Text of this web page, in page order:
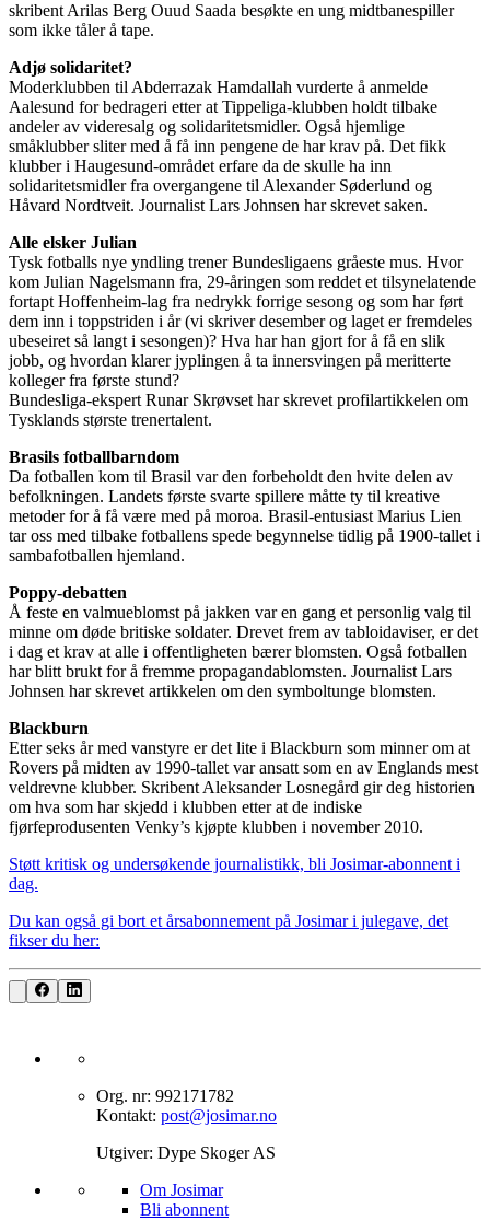
skribent Arilas Berg Ouud Saada besøkte en ung midtbanespiller
som ikke tåler å tape.
Adjø solidaritet?
Moderklubben til Abderrazak Hamdallah vurderte å anmelde
Aalesund for bedrageri etter at Tippeliga-klubben holdt tilbake
andeler av videresalg og solidaritetsmidler. Også hjemlige
småklubber sliter med å få inn pengene de har krav på. Det fikk
klubber i Haugesund-området erfare da de skulle ha inn
solidaritetsmidler fra overgangene til Alexander Søderlund og
Håvard Nordtveit. Journalist Lars Johnsen har skrevet saken.
Alle elsker Julian
Tysk fotballs nye yndling trener Bundesligaens gråeste mus. Hvor
kom Julian Nagelsmann fra, 29-åringen som reddet et tilsynelatende
fortapt Hoffenheim-lag fra nedrykk forrige sesong og som har ført
dem inn i toppstriden i år (vi skriver desember og laget er fremdeles
ubeseiret så langt i sesongen)? Hva har han gjort for å få en slik
jobb, og hvordan klarer jyplingen å ta innersvingen på meritterte
kolleger fra første stund?
Bundesliga-ekspert Runar Skrøvset har skrevet profilartikkelen om
Tysklands største trenertalent.
Brasils fotballbarndom
Da fotballen kom til Brasil var den forbeholdt den hvite delen av
befolkningen. Landets første svarte spillere måtte ty til kreative
metoder for å få være med på moroa. Brasil-entusiast Marius Lien
tar oss med tilbake fotballens spede begynnelse tidlig på 1900-tallet i
sambafotballen hjemland.
Poppy-debatten
Å feste en valmueblomst på jakken var en gang et personlig valg til
minne om døde britiske soldater. Drevet frem av tabloidaviser, er det
i dag et krav at alle i offentligheten bærer blomsten. Også fotballen
har blitt brukt for å fremme propagandablomsten. Journalist Lars
Johnsen har skrevet artikkelen om den symboltunge blomsten.
Blackburn
Etter seks år med vanstyre er det lite i Blackburn som minner om at
Rovers på midten av 1990-tallet var ansatt som en av Englands mest
veldrevne klubber. Skribent Aleksander Losnegård gir deg historien
om hva som har skjedd i klubben etter at de indiske
fjørfeprodusenten Venky’s kjøpte klubben i november 2010.
Støtt kritisk og undersøkende journalistikk, bli Josimar-abonnent i
dag.
Du kan også gi bort et årsabonnement på Josimar i julegave, det
fikser du her:
Org. nr: 992171782
Kontakt: post@josimar.no
Utgiver: Dype Skoger AS
Om J‌osimar ‍ ​‍​‍‌‍
Bli abonnent​​​​‌ ‍ ​‍​‍‌‍ ‌ ​‍‌‍‍‌‌‍‌ ‌‍‍‌‌‍ ‍​‍​‍​ ‍‍​‍​‍‌ ​ ‌‍​‌‌‍ ‍‌‍‍‌‌ ‌​‌ ‍‌​‍ ‍‌‍‍‌‌‍ ​‍​‍​‍ ​​‍​‍‌‍‍​‌ ​‍‌‍‌‌‌‍‌‍​‍​‍​ ‍‍​‍​‍‌‍‍​‌ ‌​‌ ‌​‌ ​​‌ ​ ​ ‍‍​‍ ​‍ ‌‍‌‌‌‍‌​‌‍‍‌‌ ‌​​‍ ‍‌‍‍‌‌‍‌​‌‍​‌‌‍‌ ‌ ​‍‌‍​‌‌‍ ‍‌‍‍‍‌‍​‌‌‍ ‍‌ ​ ‌‍‌‌‌‍ ‍​‍ ‍‌‍​ ‌‍ ‌‍ ‌​‍ ‌‍‍‌‌‍ ‍‌ ‌​‌‍‌‌‌‍ ‍‌ ‌​​‍ ‌‍‌‌‌‍‌​‌‍‍‌‌ ‌​​‍ ‌‍ ‌‌‍ ‌‍‌​‌‍‌‌​ ‌‌ ​​‌ ​‍‌‍‌‌‌ ​ ‌‍‌‌‌‍ ‍‌ ‌​‌‍​‌‌ ‌​‌‍‍‌‌‍ ‌‍ ‍​ ‍ ‌‍‍‌‌‍‌​​ ‌‌‍‌‍‌‍ ‌‍ ‌ ‌​‌‍‌‌‌ ​‍​ ‍ ‌ ‌​‌ ‍‌‌ ​​‌‍‌‌​ ‌‌‍‌‍‌‍ ‌‍ ‌ ‌​‌‍‌‌‌ ​‍​ ‍ ‌ ​​‌‍​‌‌ ‌​‌‍‍​​ ‌‌‍​ ‌‍ ‌‍ ​‌ ‌‌‌‍ ‌‌‍ ‍‌ ​ ​‍‌‌​ ‌‌‌​​‍‌‌ ‌‍‍ ‌‍‌‌‌ ‍‌​‍‌‌​ ​ ‌​‌​​‍‌‌​ ​ ‌​‌​​‍‌‌​ ​‍​ ​‍‌‍​‍​ ‍‌‌‍​ ‌‍‌‍‌‍​ ​ ​‌​ ‌​‌‍​‍‌‍‌‍​ ‍​​ ‌‌‌‍​‍​‍‌‌​ ​‍​ ​‍​‍‌‌​ ‌‌‌​‌​​‍ ‍‌‍​ ‌‍ ‌‍ ​‌ ‌‌‌‍ ‌‌‍ ‍‌​‍‌‌ ‌​‌‍‌‌‌‍ ‌‌ ​ ​‍‌‌​ ‌‌‌​​‍‌‌ ‌‍‍ ‌‍‌‌‌ ‍‌​‍‌‌​ ​ ‌​‌​​‍‌‌​ ​ ‌​‌​​‍‌‌​ ​‍​ ​‍‌‍​‌‌‍‌‍​ ‌‍​ ‌​‌‍‌‌​ ‍‌‌‍‌​‌‍​‍​ ‌ ‌‍​‌​ ‌ ​ ​​​‍‌‌​ ​‍​ ​‍​‍‌‌​ ‌‌‌​‌​​‍ ‍‌‍‍‌‌ ‌​‌‍‌‌‌‍ ‌‌ ​ ​‍‌‌​ ‌‌‌​​‍‌‌ ‌‍‍ ‌‍‌‌‌ ‍‌​‍‌‌​ ​ ‌​‌​​‍‌‌​ ​ ‌​‌​​‍‌‌​ ​‍​ ​‍‌‍‌‌‌‍​‌‌‍‌‌​ ‌‍‌‍​‍‌‍‌‌‌‍‌‌‌‍‌‍‌‍​‍​ ‍​​ ​ ​ ​ ​‍‌‌​ ​‍​ ​‍​‍‌‌​ ‌‌‌​‌​​‍ ‍‌‍ ​‌‍​‌‌‍​‍‌‍‌‌‌‍ ​​ ‌‍​‍‌‍​‌‌ ​ ‌‍‌‌‌‌‌‌‌ ​‍‌‍ ​​ ‌‌‍‍​‌ ‌​‌ ‌​‌ ​​‌ ​ ​‍‌‌​ ​ ‌​​‌​‍‌‌​ ​‍‌​‌‍​‍‌‌​ ​‍‌​‌‍‌‍‌‌‌‍‌​‌‍‍‌‌ ‌​​‍ ‍‌‍‍‌‌‍‌​‌‍​‌‌‍‌ ‌ ​‍‌‍​‌‌‍ ‍‌‍‍‍‌‍​‌‌‍ ‍‌ ​ ‌‍‌‌‌‍ ‍​‍ ‍‌‍​ ‌‍ ‌‍ ‌​‍‌‍‌‍‍‌‌‍‌​​ ‌‌‍‌‍‌‍ ‌‍ ‌ ‌​‌‍‌‌‌ ​‍​‍‌‍‌ ‌​‌ ‍‌‌ ​​‌‍‌‌​ ‌‌‍‌‍‌‍ ‌‍ ‌ ‌​‌‍‌‌‌ ​‍​‍‌‍‌ ​​‌‍​‌‌ ‌​‌‍‍​​ ‌‌‍​ ‌‍ ‌‍ ​‌ ‌‌‌‍ ‌‌‍ ‍‌ ​ ​‍‌‌​ ‌‌‌​​‍‌‌ ‌‍‍ ‌‍‌‌‌ ‍‌​‍‌‌​ ​ ‌​‌​​‍‌‌​ ​ ‌​‌​​‍‌‌​ ​‍​ ​‍‌‍​‍​ ‍‌‌‍​ ‌‍‌‍‌‍​ ​ ​‌​ ‌​‌‍​‍‌‍‌‍​ ‍​​ ‌‌‌‍​‍​‍‌‌​ ​‍​ ​‍​‍‌‌​ ‌‌‌​‌​​‍ ‍‌‍​ ‌‍ ‌‍ ​‌ ‌‌‌‍ ‌‌‍ ‍‌​‍‌‌ ‌​‌‍‌‌‌‍ ‌‌ ​ ​‍‌‌​ ‌‌‌​​‍‌‌ ‌‍‍ ‌‍‌‌‌ ‍‌​‍‌‌​ ​ ‌​‌​​‍‌‌​ ​ ‌​‌​​‍‌‌​ ​‍​ ​‍‌‍​‌‌‍‌‍​ ‌‍​ ‌​‌‍‌‌​ ‍‌‌‍‌​‌‍​‍​ ‌ ‌‍​‌​ ‌ ​ ​​​‍‌‌​ ​‍​ ​‍​‍‌‌​ ‌‌‌​‌​​‍ ‍‌‍‍‌‌ ‌​‌‍‌‌‌‍ ‌‌ ​ ​‍‌‌​ ‌‌‌​​‍‌‌ ‌‍‍ ‌‍‌‌‌ ‍‌​‍‌‌​ ​ ‌​‌​​‍‌‌​ ​ ‌​‌​​‍‌‌​ ​‍​ ​‍‌‍‌‌‌‍​‌‌‍‌‌​ ‌‍‌‍​‍‌‍‌‌‌‍‌‌‌‍‌‍‌‍​‍​ ‍​​ ​ ​ ​ ​‍‌‌​ ​‍​ ​‍​‍‌‌​ ‌‌‌​‌​​‍ ‍‌‍ ​‌‍​‌‌‍​‍‌‍‌‌‌‍ ​​‍‌‍‌ ​​‌‍‌‌‌ ​‍‌ ​ ‌ ​​‌‍‌‌‌‍​ ‌ ‌​‌‍‍‌‌ ‌‍‌‍‌‌​ ‌‌ ​​‌ ‌‌‌‍​‍‌‍ ​‌‍‍‌‌ ​ ‌‍‍​‌‍‌‌‌‍‌​​‍​‍‌ ‌